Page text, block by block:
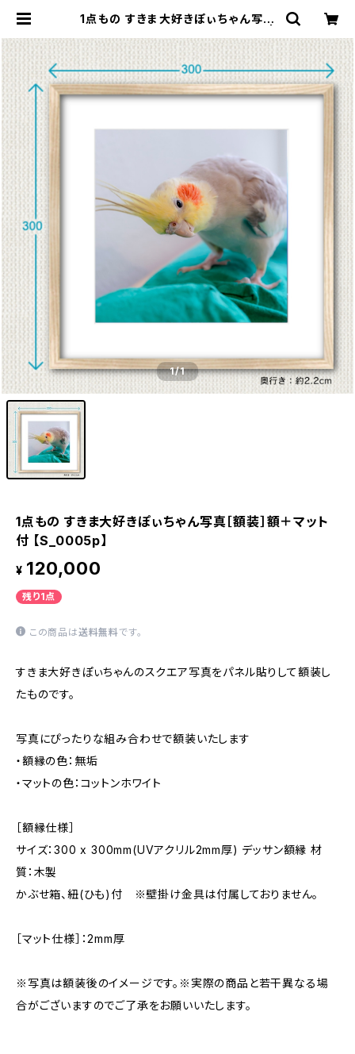
1点もの すきま大好きぽぃちゃん写真
ことりグッズ おみせ
1/1
1点もの すきま大好きぽぃちゃん写真［額装］額＋マット
付 【S_0005p】
¥ 120,000
残り1点
この商品は送料無料です。
すきま大好きぽぃちゃんのスクエア写真をパネル貼りして額装し
たものです。
写真にぴったりな組み合わせで額装いたします
・額縁の色：無垢
・マットの色：コットンホワイト
［額縁仕様］
サイズ：300 x 300mm(UVアクリル2mm厚) デッサン額縁 材
質：木製
かぶせ箱、紐(ひも)付 ※壁掛け金具は付属しておりません。
［マット仕様］：2mm厚
※写真は額装後のイメージです。※実際の商品と若干異なる場
合がございますのでご了承をお願いいたします。